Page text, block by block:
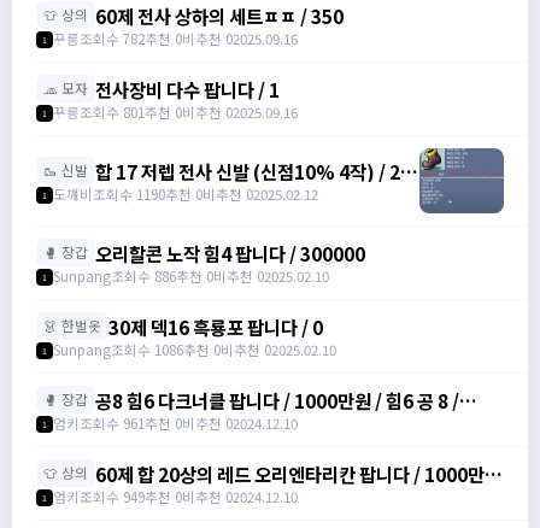
👕 상의 60제 전사 상하의 세트ㅍㅍ / 350
1 꾸릉조회수 782추천 0비추천 02025.09.16
🧢 모자 전사장비 다수 팝니다 / 1
1 꾸릉조회수 801추천 0비추천 02025.09.16
🥾 신발 합 17 저렙 전사 신발 (신점10% 4작) / 2억
/ 댓에 연락처 달아주세요
1 도꺠비조회수 1190추천 0비추천 02025.02.12
🥊 장갑 오리할콘 노작 힘4 팝니다 / 300000
1 Sunpang조회수 886추천 0비추천 02025.02.10
👗 한벌옷 30제 덱16 흑룡포 팝니다 / 0
1 Sunpang조회수 1086추천 0비추천 02025.02.10
🥊 장갑 공8 힘6 다크너클 팝니다 / 1000만원 / 힘6 공 8 /
https://open.kakao.com/o/srDmv3Wf
1 엄키조회수 961추천 0비추천 02024.12.10
👕 상의 60제 합 20상의 레드 오리엔타리칸 팝니다 / 1000만원
/ 힘16 덱4 /
1 엄키조회수 949추천 0비추천 02024.12.10